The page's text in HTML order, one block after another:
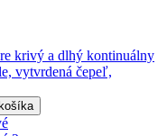
krivý a dlhý kontinuálny
vytvrdená čepeľ,